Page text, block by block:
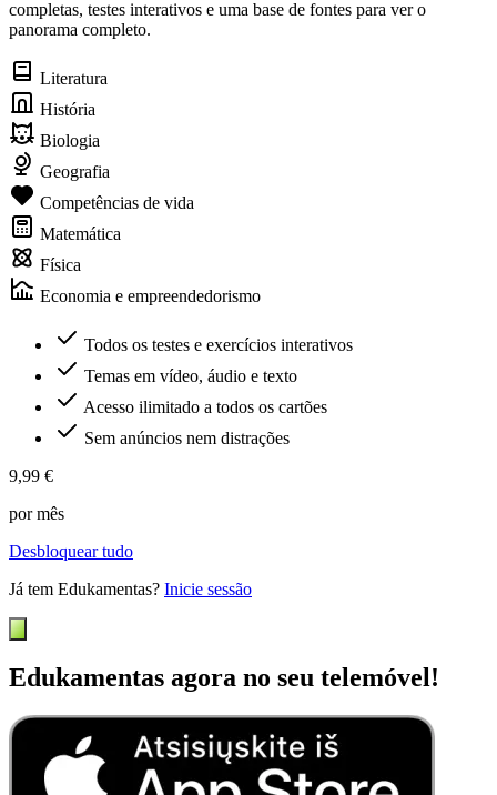
completas, testes interativos e uma base de fontes para ver o
panorama completo.
Literatura
História
Biologia
Geografia
Competências de vida
Matemática
Física
Economia e empreendedorismo
Todos os testes e exercícios interativos
Temas em vídeo, áudio e texto
Acesso ilimitado a todos os cartões
Sem anúncios nem distrações
9,99 €
por mês
Desbloquear tudo
Já tem Edukamentas? Inicie sessão
Edukamentas agora no seu telemóvel!